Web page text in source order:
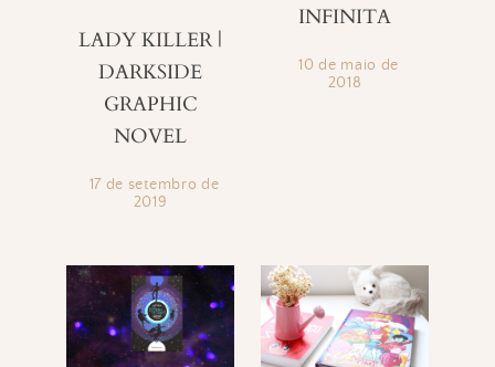
LADY KILLER |
DARKSIDE
GRAPHIC
NOVEL
17 de setembro de
2019
INFINITA
10 de maio de
2018